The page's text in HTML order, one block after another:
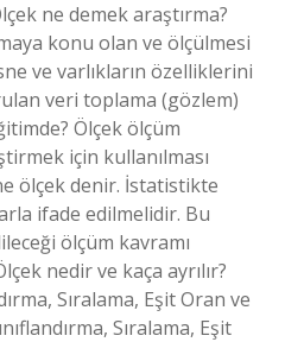
ne demek araştırma?
konu olan ve ölçülmesi
ve varlıkların özelliklerini
veri toplama (gözlem)
Ölçek ölçüm
için kullanılması
ölçek denir. İstatistikte
ifade edilmelidir. Bu
ölçüm kavramı
nedir ve kaça ayrılır?
Sıralama, Eşit Oran ve
Sıralama, Eşit